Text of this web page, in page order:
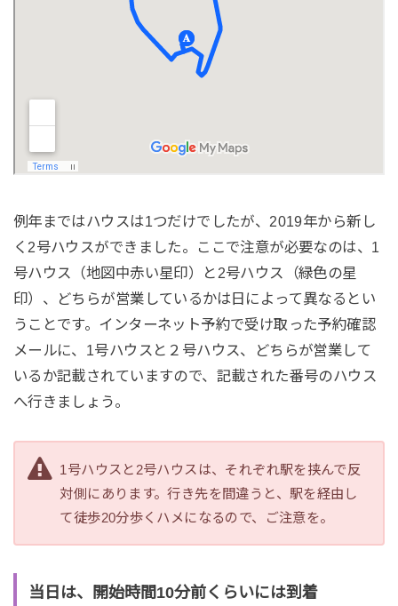
例年まではハウスは1つだけでしたが、2019年から新し
く2号ハウスができました。ここで注意が必要なのは、1
号ハウス（地図中赤い星印）と2号ハウス（緑色の星
印）、どちらが営業しているかは日によって異なるとい
うことです。インターネット予約で受け取った予約確認
メールに、1号ハウスと２号ハウス、どちらが営業して
いるか記載されていますので、記載された番号のハウス
へ行きましょう。
1号ハウスと2号ハウスは、それぞれ駅を挟んで反
対側にあります。行き先を間違うと、駅を経由し
て徒歩20分歩くハメになるので、ご注意を。
当日は、開始時間10分前くらいには到着